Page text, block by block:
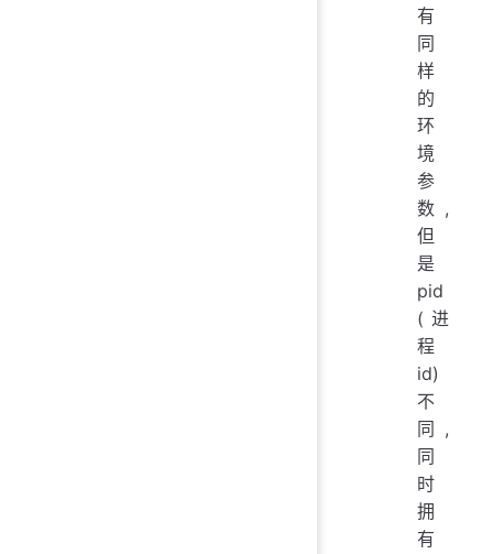
有
同
样
的
环
境
参
数,
但
是
pid
(进
程
id)
不
同,
同
时
拥
有